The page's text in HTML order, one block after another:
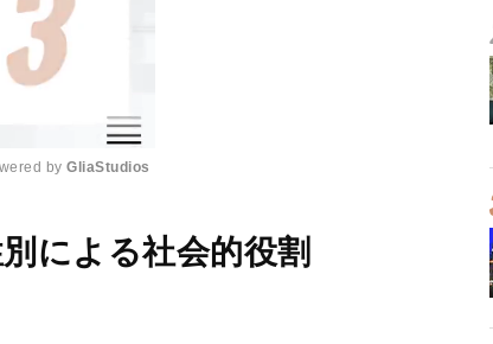
u
by GliaStudios
による社会的役割